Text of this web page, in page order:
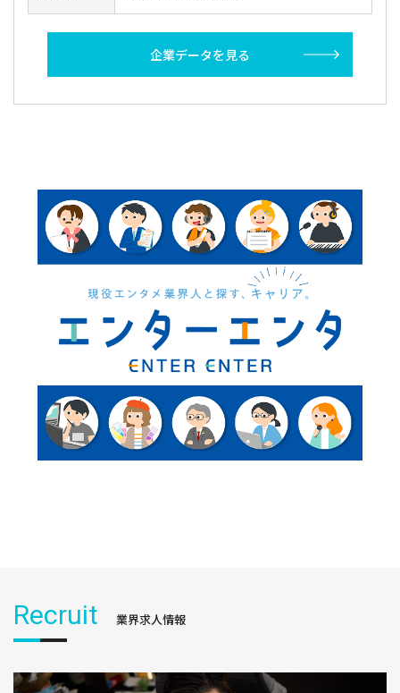
企業データを見る
Recruit 業界求人情報